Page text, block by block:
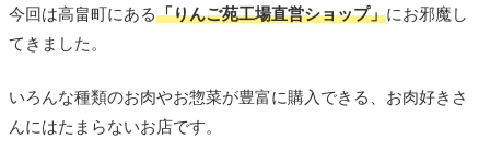
今回は高畠町にある「りんご苑工場直営ショップ」にお邪魔し
てきました。
いろんな種類のお肉やお惣菜が豊富に購入できる、お肉好きさ
んにはたまらないお店です。